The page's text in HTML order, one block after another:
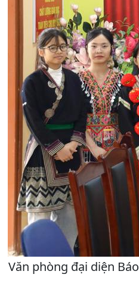
Văn phòng đại diện